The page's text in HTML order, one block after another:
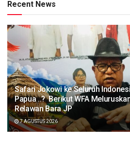
Recent News
Safari Jokowi ke Seluruh
Papua ..? Berikut WFA
Relawan Bara JP
7 AGUSTUS 2026